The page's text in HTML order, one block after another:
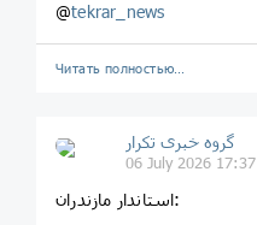
@tekrar_news
Читать полностью…
گروه خبری تکرار
06 July 2026 17:37
استاندار مازندران: